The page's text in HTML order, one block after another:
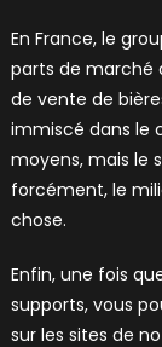
En France, le
parts de marché
de vente de
immiscé dans le
moyens, mais le
forcément, le
chose.
Enfin, une fois
supports, vous
sur les sites de